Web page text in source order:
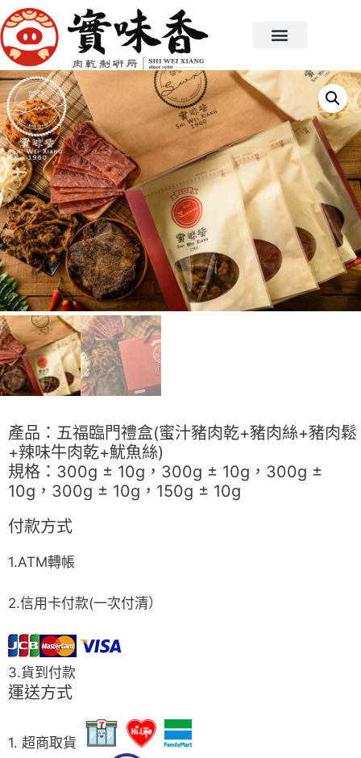
產品：五福臨門禮盒(蜜汁豬肉乾+豬肉絲+豬肉鬆
+辣味牛肉乾+魷魚絲)
規格：300g ± 10g，300g ± 10g，300g ±
10g，300g ± 10g，150g ± 10g
付款方式
1.ATM轉帳
2.信用卡付款(一次付清）
3.貨到付款
運送方式
1. 超商取貨